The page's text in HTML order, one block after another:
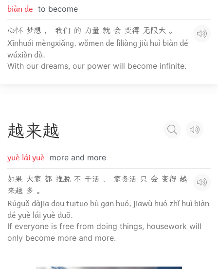
biàn de to become
心怀 梦想 ， 我们 的 力量 就 会 变得 无限大 。
Xīnhuái mèngxiǎng, wǒmen de lìliàng jiù huì biàn dé
wúxiàn dà.
With our dreams, our power will become infinite.
越来越
yuè lái yuè more and more
如果 大家 都 推脱 不 干活 ， 家务活 只 会 变得 越
来越 多 。
Rúguǒ dàjiā dōu tuītuō bù gān huó, jiāwù huó zhǐ huì biàn
dé yuè lái yuè duō.
If everyone is free from doing things, housework will
only become more and more.